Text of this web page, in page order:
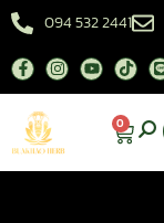
094 532 2441
0